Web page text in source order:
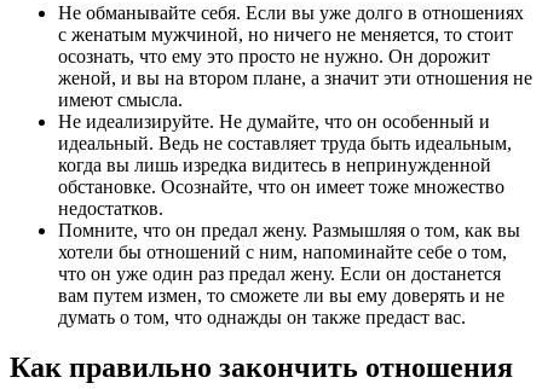
Не обманывайте себя. Если вы уже долго в отношениях
с женатым мужчиной, но ничего не меняется, то стоит
осознать, что ему это просто не нужно. Он дорожит
женой, и вы на втором плане, а значит эти отношения не
имеют смысла.
Не идеализируйте. Не думайте, что он особенный и
идеальный. Ведь не составляет труда быть идеальным,
когда вы лишь изредка видитесь в непринужденной
обстановке. Осознайте, что он имеет тоже множество
недостатков.
Помните, что он предал жену. Размышляя о том, как вы
хотели бы отношений с ним, напоминайте себе о том,
что он уже один раз предал жену. Если он достанется
вам путем измен, то сможете ли вы ему доверять и не
думать о том, что однажды он также предаст вас.
Как правильно закончить отношения